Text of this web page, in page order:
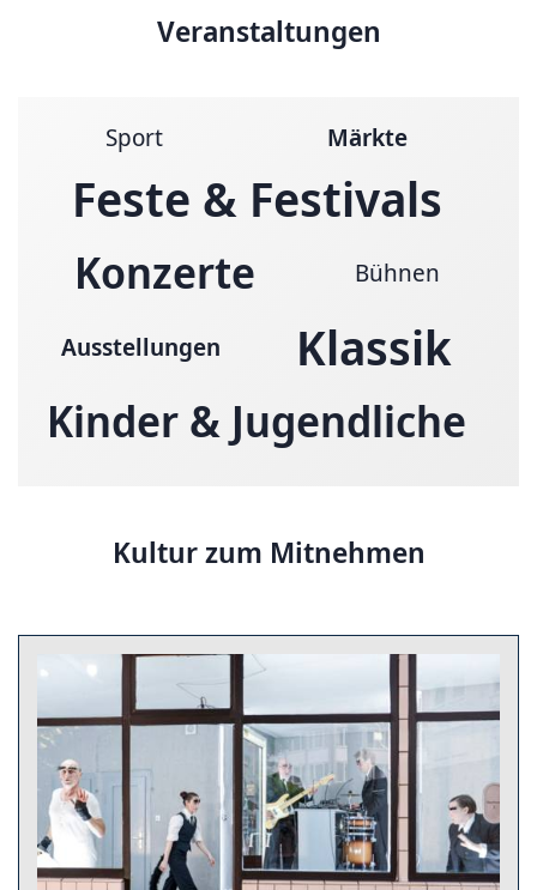
Veranstaltungen
Sport Märkte
Feste & Festivals
Konzerte Bühnen
Ausstellungen Klassik
Kinder & Jugendliche
Kultur zum Mitnehmen